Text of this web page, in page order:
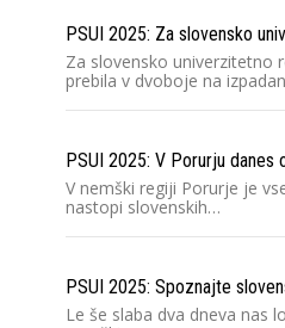
PSUI 2025: Za slovensko
Za slovensko univerzitetno
prebila v dvoboje na
PSUI 2025: V Porurju
V nemški regiji Porurje je
nastopi slovenskih…
PSUI 2025: Spoznajte
Le še slaba dva dneva nas